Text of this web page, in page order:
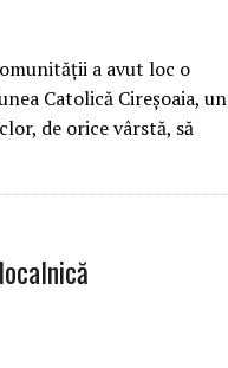
a avut loc o
Catolică Cireșoaia, un
de orice vârstă, să